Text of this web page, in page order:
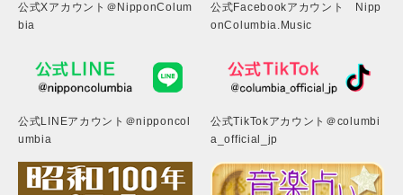
公式Xアカウント＠NipponColum
bia
公式Facebookアカウント Nipp
onColumbia.Music
公式LINEアカウント＠nipponcol
umbia
公式TikTokアカウント＠columbi
a_official_jp